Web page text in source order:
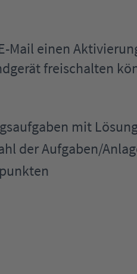
Mail einen
freischalten
mit
der Aufgaben/